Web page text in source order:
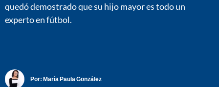
quedó demostrado que su hijo mayor es todo un
experto en fútbol.
Por: María Paula González